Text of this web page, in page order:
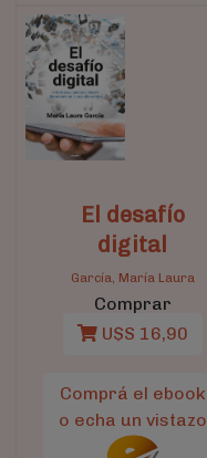
El desafío
digital
García, María Laura
Comprar
U$S 16,90
Comprá el ebook
o echa un vistazo